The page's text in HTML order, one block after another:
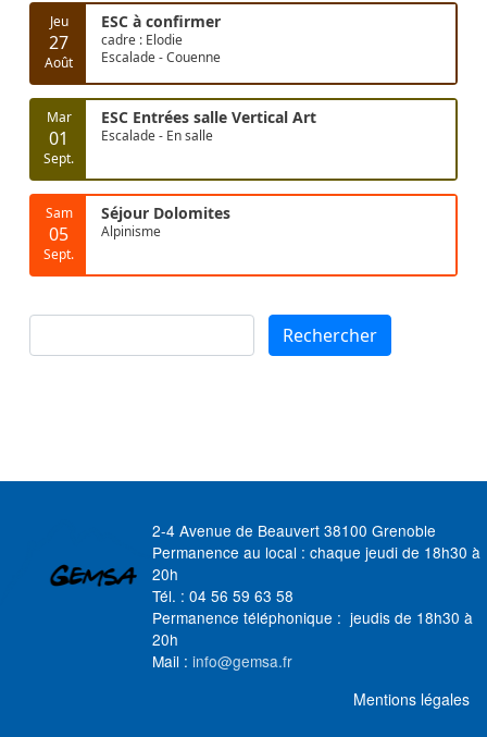
Jeu
27
Août
ESC à confirmer
cadre : Elodie
Escalade - Couenne
Mar
01
Sept.
ESC Entrées salle Vertical Art
Escalade - En salle
Sam
05
Sept.
Séjour Dolomites
Alpinisme
Rechercher Rechercher
2-4 Avenue de Beauvert 38100 Grenoble
Permanence au local : chaque jeudi de 18h30 à
20h
Tél. : 04 56 59 63 58
Permanence téléphonique : jeudis de 18h30 à
20h
Mail : info@gemsa.fr
Mentions légales